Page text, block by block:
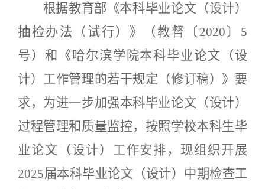
根据教育部《本科毕业论文（设计）
抽检办法（试行）》（教督〔 2020〕5
号）和
《哈尔滨学院本科毕业论文（设
计）工作管理的若干规定（修订稿）》 要
求，为进一步加强本科毕业论文（设计）
过程管理和质量监控，按照学校本科生毕
业论文（设计）工作安排，现组织开展
2025届本科毕业论文（设计）中期检查工